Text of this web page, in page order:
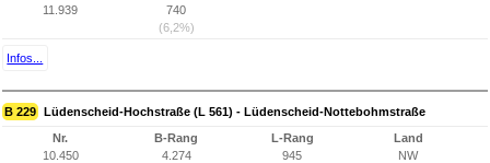
11.939
740
(6,2%)
Infos...
B 229 Lüdenscheid-Hochstraße (L 561) - Lüdenscheid-Nottebohmstraße
Nr.
10.450
B-Rang
4.274
L-Rang
945
Land
NW